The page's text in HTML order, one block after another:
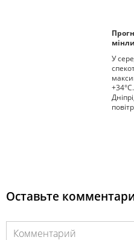
У
Оставьте